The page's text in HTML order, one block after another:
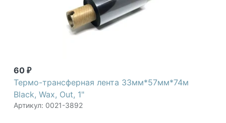
60 ₽
Термо-трансферная лента 33мм*57мм*74м
Black, Wax, Out, 1"
Артикул: 0021-3892